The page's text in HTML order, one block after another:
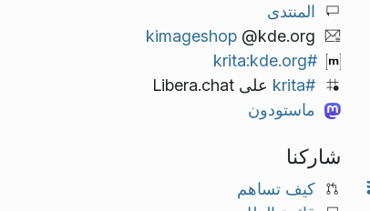
المنتدى
kimageshop@kde.org
#krita:kde.org
#krita
على Libera.chat
ماستودون
شاركنا
كيف تساهم